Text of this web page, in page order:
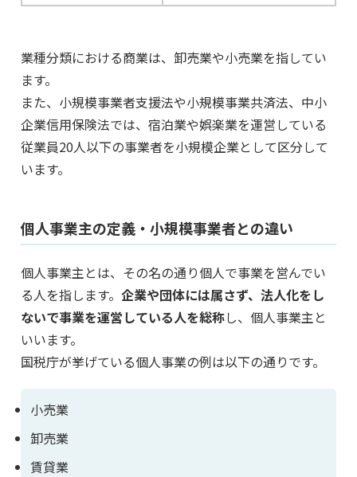
業種分類における商業は、卸売業や小売業を指してい
ます。
また、小規模事業者支援法や小規模事業共済法、中小
企業信用保険法では、宿泊業や娯楽業を運営している
従業員20人以下の事業者を小規模企業として区分して
います。
個人事業主の定義・小規模事業者との違い
個人事業主とは、その名の通り個人で事業を営んでい
る人を指します。 企業や団体には属さず、法人化をし
ないで事業を運営している人を総称し、個人事業主と
いいます。
国税庁が挙げている個人事業の例は以下の通りです。
小売業
卸売業
賃貸業